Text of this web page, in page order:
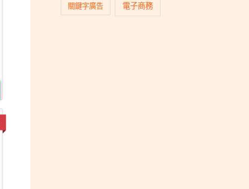
關鍵字廣告 電子商務